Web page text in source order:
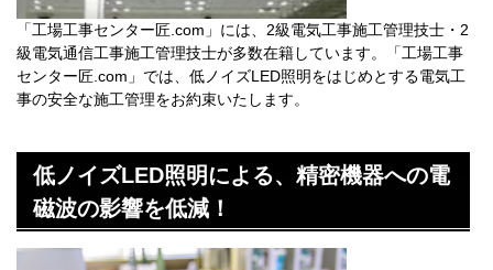
「工場工事センター匠.com」には、2級電気工事施工管理技士・2
級電気通信工事施工管理技士が多数在籍しています。「工場工事
センター匠.com」では、低ノイズLED照明をはじめとする電気工
事の安全な施工管理をお約束いたします。
低ノイズLED照明による、精密機器への電
磁波の影響を低減！